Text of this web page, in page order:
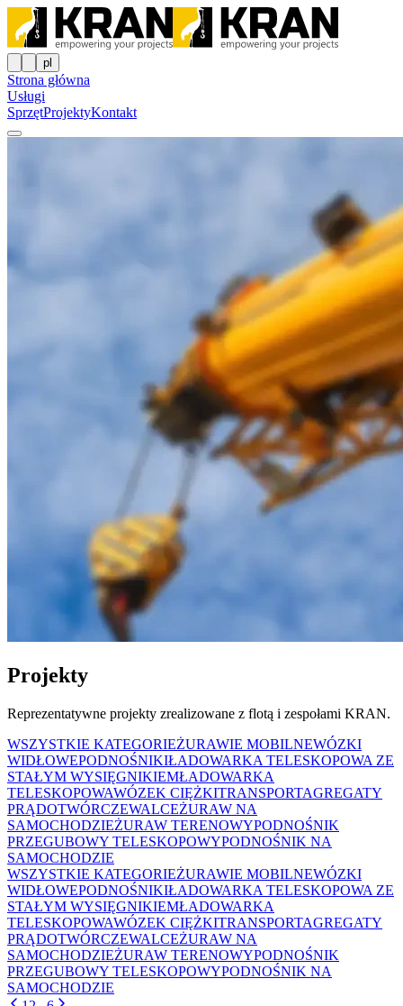
pl
Strona główna
Usługi
SprzętProjektyKontakt
Projekty
Reprezentatywne projekty zrealizowane z flotą i zespołami KRAN.
WSZYSTKIE KATEGORIEŻURAWIE MOBILNEWÓZKI
WIDŁOWEPODNOŚNIKIŁADOWARKA TELESKOPOWA ZE
STAŁYM WYSIĘGNIKIEMŁADOWARKA
TELESKOPOWAWÓZEK CIĘŻKITRANSPORTAGREGATY
PRĄDOTWÓRCZEWALCEŻURAW NA
SAMOCHODZIEŻURAW TERENOWYPODNOŚNIK
PRZEGUBOWY TELESKOPOWYPODNOŚNIK NA
SAMOCHODZIE
WSZYSTKIE KATEGORIEŻURAWIE MOBILNEWÓZKI
WIDŁOWEPODNOŚNIKIŁADOWARKA TELESKOPOWA ZE
STAŁYM WYSIĘGNIKIEMŁADOWARKA
TELESKOPOWAWÓZEK CIĘŻKITRANSPORTAGREGATY
PRĄDOTWÓRCZEWALCEŻURAW NA
SAMOCHODZIEŻURAW TERENOWYPODNOŚNIK
PRZEGUBOWY TELESKOPOWYPODNOŚNIK NA
SAMOCHODZIE